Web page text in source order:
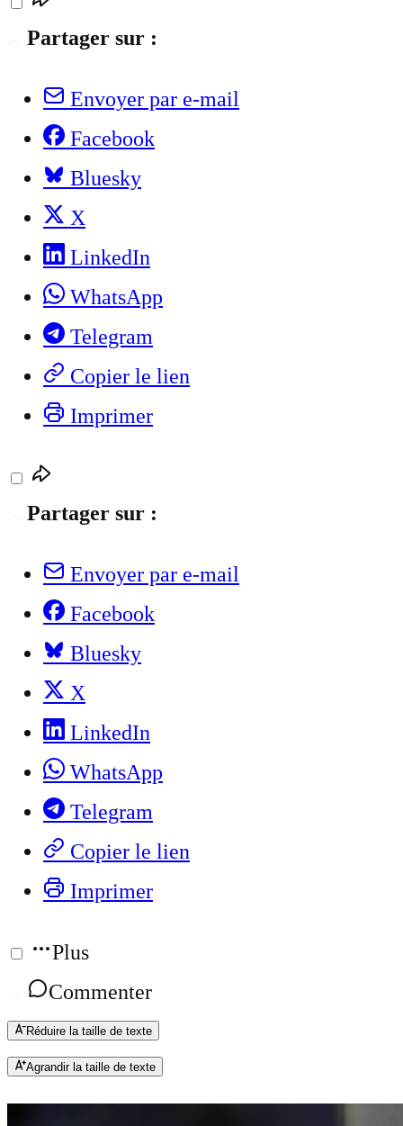
Partager sur :
Envoyer par e-mail
Facebook
Bluesky
X
LinkedIn
WhatsApp
Telegram
Copier le lien
Imprimer
Partager sur :
Envoyer par e-mail
Facebook
Bluesky
X
LinkedIn
WhatsApp
Telegram
Copier le lien
Imprimer
Plus
Commenter
Réduire la taille de texte
Agrandir la taille de texte